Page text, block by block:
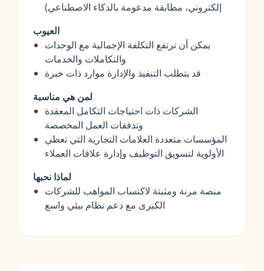
إلكتروني، مطابقة مدعومة بالذكاء الاصطناعي)
العيوب
يمكن أن ترتفع التكلفة الإجمالية مع الوحدات
والتكاملات والخدمات
قد يتطلب التنفيذ والإدارة موارد ذات خبرة
لمن هي مناسبة
الشركات ذات احتياجات التكامل المعقدة
وتدفقات العمل المخصصة
المؤسسات متعددة العلامات التجارية التي تعطي
الأولوية لتسويق التوظيف وإدارة علاقات العملاء
لماذا نحبها
منصة مرنة ومثبتة لاكتساب المواهب للشركات
الكبرى مع دعم نظام بيئي واسع